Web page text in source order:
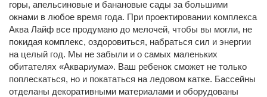
горы, апельсиновые и банановые сады за большими
окнами в любое время года. При проектировании комплекса
Аква Лайф все продумано до мелочей, чтобы вы могли, не
покидая комплекс, оздоровиться, набраться сил и энергии
на целый год. Мы не забыли и о самых маленьких
обитателях «Аквариума». Ваш ребенок сможет не только
поплескаться, но и покататься на ледовом катке. Бассейны
отделаны декоративными материалами и оборудованы